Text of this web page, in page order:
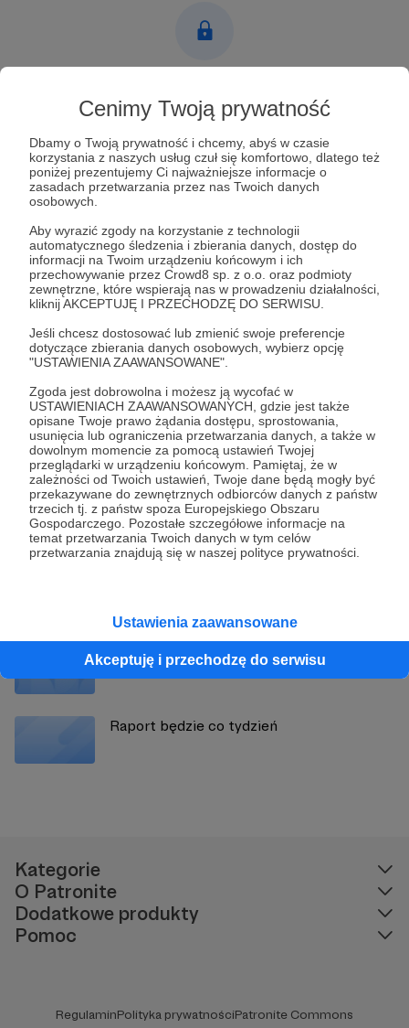
Cenimy Twoją prywatność
Dbamy o Twoją prywatność i chcemy, abyś w czasie
korzystania z naszych usług czuł się komfortowo, dlatego też
poniżej prezentujemy Ci najważniejsze informacje o
zasadach przetwarzania przez nas Twoich danych
osobowych.
Aby wyrazić zgody na korzystanie z technologii
automatycznego śledzenia i zbierania danych, dostęp do
informacji na Twoim urządzeniu końcowym i ich
przechowywanie przez Crowd8 sp. z o.o. oraz podmioty
zewnętrzne, które wspierają nas w prowadzeniu działalności,
kliknij AKCEPTUJĘ I PRZECHODZĘ DO SERWISU.
Jeśli chcesz dostosować lub zmienić swoje preferencje
dotyczące zbierania danych osobowych, wybierz opcję
"USTAWIENIA ZAAWANSOWANE".
Zgoda jest dobrowolna i możesz ją wycofać w
USTAWIENIACH ZAAWANSOWANYCH, gdzie jest także
opisane Twoje prawo żądania dostępu, sprostowania,
usunięcia lub ograniczenia przetwarzania danych, a także w
dowolnym momencie za pomocą ustawień Twojej
przeglądarki w urządzeniu końcowym. Pamiętaj, że w
zależności od Twoich ustawień, Twoje dane będą mogły być
przekazywane do zewnętrznych odbiorców danych z państw
trzecich tj. z państw spoza Europejskiego Obszaru
Gospodarczego. Pozostałe szczegółowe informacje na
temat przetwarzania Twoich danych w tym celów
przetwarzania znajdują się w naszej polityce prywatności.
Ustawienia zaawansowane
Akceptuję i przechodzę do serwisu
Aby zobaczyć ten materiał musisz być zalogowany
Zostań Patronem
Udostępnij
Dariusz Rosiak
Zobacz profil autora
Zobacz również
Nowy odcinek już jest!
Raport będzie co tydzień
Kategorie
O Patronite
Dodatkowe produkty
Pomoc
RegulaminPolityka prywatnościPatronite Commons